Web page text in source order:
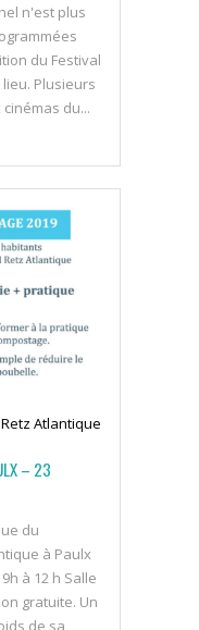
n'est plus
du Festival
Plusieurs
du...
Atlantique
– 23
du
à Paulx
à 12 h Salle
gratuite. Un
de sa